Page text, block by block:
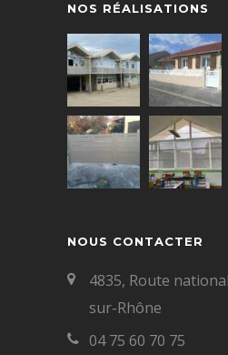
NOS RÉALISATIONS
NOUS CONTACTER
4835, Route
sur-Rhône
04 75 60 70 75